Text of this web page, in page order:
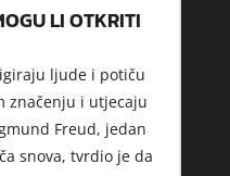
LI OTKRITI
ljude i potiču
značenju i utjecaju
Freud, jedan
snova, tvrdio je da